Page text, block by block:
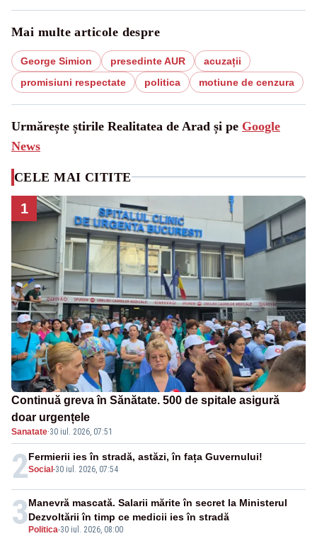
Mai multe articole despre
George Simion presedinte AUR
acuzații
promisiuni respectate
politica motiune de cenzura
Urmărește știrile Realitatea de Arad și pe Google
News
CELE MAI CITITE
1
Continuă greva în Sănătate. 500 de spitale asigură
doar urgențele
Sanatate·30 iul. 2026, 07:51
2Social -30 iul. 2026, 07:54
Fermierii ies în stradă, astăzi, în fața Guvernului!
3 Politica-30 iul. 2026, 08:00
Manevră mascată. Salarii mărite în secret la Ministerul
Dezvoltării în timp ce medicii ies în stradă